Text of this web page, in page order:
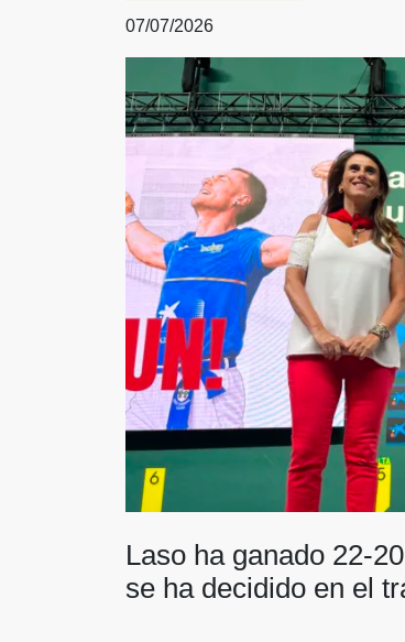
07/07/2026
Laso ha ganado 22-
se ha decidido en el